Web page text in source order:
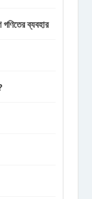
গণিতের ব্যবহার